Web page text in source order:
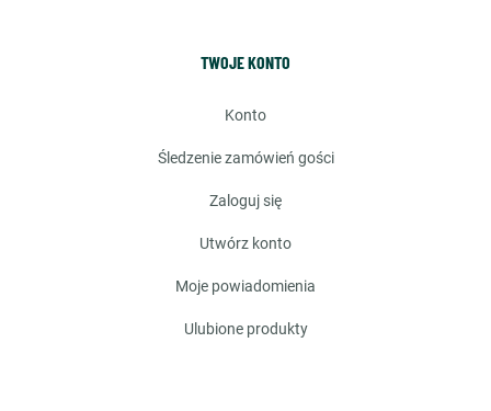
TWOJE KONTO
konto
śledzenie zamówień gości
zaloguj się
utwórz konto
moje powiadomienia
ulubione produkty